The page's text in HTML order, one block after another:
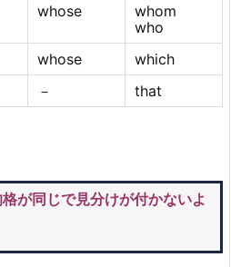
whose
whom
who
whose
which
－ that
が同じで見分けが付かないよ